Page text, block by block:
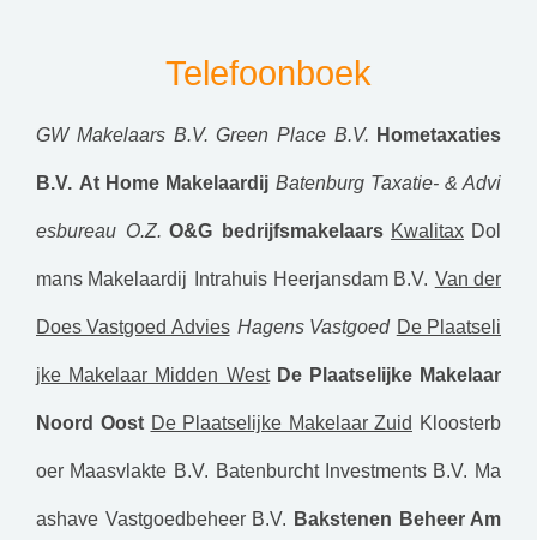
Telefoonboek
GW Makelaars B.V. Green Place B.V. Hometaxaties
B.V. At Home Makelaardij Batenburg Taxatie- & Advi
esbureau O.Z. O&G bedrijfsmakelaars Kwalitax Dol
mans Makelaardij Intrahuis Heerjansdam B.V. Van der
Does Vastgoed Advies Hagens Vastgoed De Plaatseli
jke Makelaar Midden West De Plaatselijke Makelaar
Noord Oost De Plaatselijke Makelaar Zuid Kloosterb
oer Maasvlakte B.V. Batenburcht Investments B.V. Ma
ashave Vastgoedbeheer B.V. Bakstenen Beheer Am